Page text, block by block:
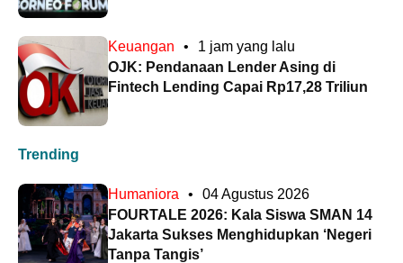
Keuangan •
1 jam yang lalu
OJK: Pendanaan Lender Asing di
Fintech Lending Capai Rp17,28 Triliun
Trending
Humaniora •
04 Agustus 2026
FOURTALE 2026: Kala Siswa SMAN 14
Jakarta Sukses Menghidupkan ‘Negeri
Tanpa Tangis’